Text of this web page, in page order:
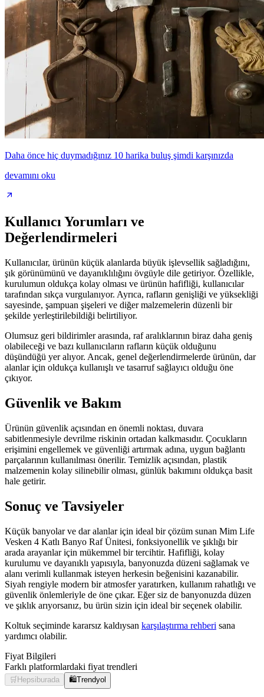
Daha önce hiç duymadığınız 10 harika buluş şimdi karşınızda
devamını oku
Kullanıcı Yorumları ve
Değerlendirmeleri
Kullanıcılar, ürünün küçük alanlarda büyük işlevsellik sağladığını,
şık görünümünü ve dayanıklılığını övgüyle dile getiriyor. Özellikle,
kurulumun oldukça kolay olması ve ürünün hafifliği, kullanıcılar
tarafından sıkça vurgulanıyor. Ayrıca, rafların genişliği ve yüksekliği
sayesinde, şampuan şişeleri ve diğer malzemelerin düzenli bir
şekilde yerleştirilebildiği belirtiliyor.
Olumsuz geri bildirimler arasında, raf aralıklarının biraz daha geniş
olabileceği ve bazı kullanıcıların rafların küçük olduğunu
düşündüğü yer alıyor. Ancak, genel değerlendirmelerde ürünün, dar
alanlar için oldukça kullanışlı ve tasarruf sağlayıcı olduğu öne
çıkıyor.
Güvenlik ve Bakım
Ürünün güvenlik açısından en önemli noktası, duvara
sabitlenmesiyle devrilme riskinin ortadan kalkmasıdır. Çocukların
erişimini engellemek ve güvenliği artırmak adına, uygun bağlantı
parçalarının kullanılması önerilir. Temizlik açısından, plastik
malzemenin kolay silinebilir olması, günlük bakımını oldukça basit
hale getirir.
Sonuç ve Tavsiyeler
Küçük banyolar ve dar alanlar için ideal bir çözüm sunan Mim Life
Vesken 4 Katlı Banyo Raf Ünitesi, fonksiyonellik ve şıklığı bir
arada arayanlar için mükemmel bir tercihtir. Hafifliği, kolay
kurulumu ve dayanıklı yapısıyla, banyonuzda düzeni sağlamak ve
alanı verimli kullanmak isteyen herkesin beğenisini kazanabilir.
Siyah rengiyle modern bir atmosfer yaratırken, kullanım rahatlığı ve
güvenlik önlemleriyle de öne çıkar. Eğer siz de banyonuzda düzen
ve şıklık arıyorsanız, bu ürün sizin için ideal bir seçenek olabilir.
Koltuk seçiminde kararsız kaldıysan karşılaştırma rehberi sana
yardımcı olabilir.
Fiyat Bilgileri
Farklı platformlardaki fiyat trendleri
🛒Hepsiburada 🛍️Trendyol